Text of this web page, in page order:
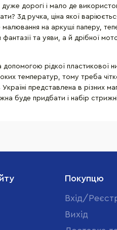
дорогі і мало де
3д ручка, ціна якої
на аркуші паперу,
та уяви, а й дрібної
рідкої
температур, тому треба
представлена в
буде придбати і набір
Покупцю
Вхід/
Вихід